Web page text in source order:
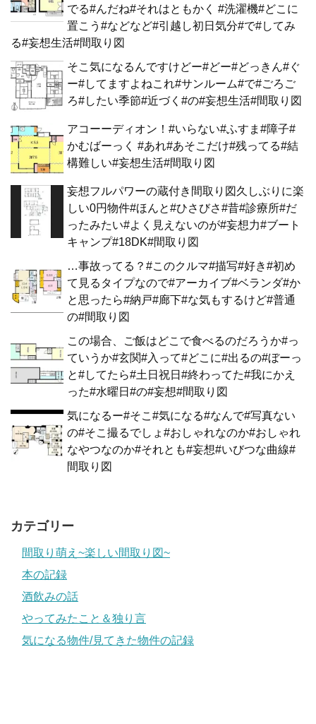
でる#んだね#それはともかく #洗濯機#どこに
置こう#などなど#引越し初日気分#で#してみ
る#妄想生活#間取り図
そこ気になるんですけどー#どー#どっきん#ぐ
ー#してますよねこれ#サンルーム#で#ごろご
ろ#したい季節#近づく#の#妄想生活#間取り図
アコーーディオン！#いらない#ふすま#障子#
かむばーっく #あれ#あそこだけ#残ってる#結
構難しい#妄想生活#間取り図
妄想フルパワーの蔵付き間取り図久しぶりに楽
しい0円物件#ほんと#ひさびさ#昔#診療所#だ
ったみたい#よく見えないのが#妄想力#ブート
キャンプ#18DK#間取り図
…事故ってる？#このクルマ#描写#好き#初め
て見るタイプなので#アーカイブ#ベランダ#か
と思ったら#納戸#廊下#な気もするけど#普通
の#間取り図
この場合、ご飯はどこで食べるのだろうか#っ
ていうか#玄関#入って#どこに#出るの#ぼーっ
と#してたら#土日祝日#終わってた#我にかえ
った#水曜日#の#妄想#間取り図
気になるー#そこ#気になる#なんで#写真ない
の#そこ撮るでしょ#おしゃれなのか#おしゃれ
なやつなのか#それとも#妄想#いびつな曲線#
間取り図
カテゴリー
間取り萌え~楽しい間取り図~
本の記録
酒飲みの話
やってみたこと＆独り言
気になる物件/見てきた物件の記録